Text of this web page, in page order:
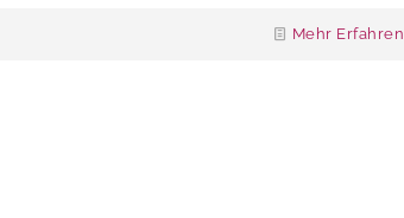
Mehr Erfahren